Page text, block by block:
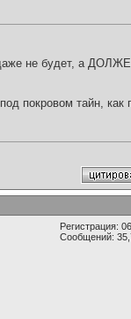
не будет, а
покровом тайн, как
Регистрация:
Сообщений: